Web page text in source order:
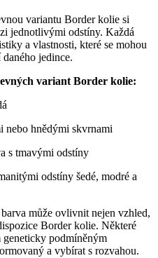
variantu Border kolie si
jednotlivými odstíny. Každá
a vlastnosti, které se mohou
jedince.
variant Border kolie:
nebo hnědými skvrnami
s tmavými odstíny
odstíny šedé, modré a
může ovlivnit nejen vzhled,
Border kolie. Některé
podmíněným
a vybírat s rozvahou.